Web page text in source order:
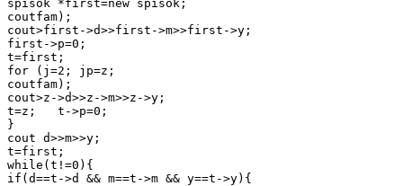
spisok *first=new spisok;
coutfam);
cout>first->d>>first->m>>first->y;
first->p=0;
t=first;
for (j=2; jp=z;
coutfam);
cout>z->d>>z->m>>z->y;
t=z;   t->p=0;
}
cout d>>m>>y;
t=first;
while(t!=0){
if(d==t->d && m==t->m && y==t->y){